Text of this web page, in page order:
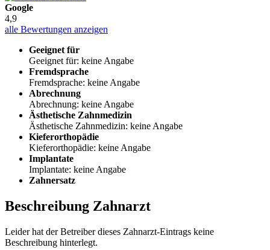
Google
4,9
alle Bewertungen anzeigen
Geeignet für
Geeignet für: keine Angabe
Fremdsprache
Fremdsprache: keine Angabe
Abrechnung
Abrechnung: keine Angabe
Ästhetische Zahnmedizin
Ästhetische Zahnmedizin: keine Angabe
Kieferorthopädie
Kieferorthopädie: keine Angabe
Implantate
Implantate: keine Angabe
Zahnersatz
Beschreibung Zahnarzt
Leider hat der Betreiber dieses Zahnarzt-Eintrags keine
Beschreibung hinterlegt.